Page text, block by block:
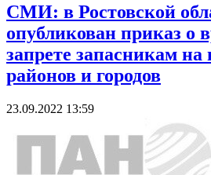
СМИ: в Ростовской
опубликован приказ о
запрете запасникам на
районов и городов
23.09.2022 13:59